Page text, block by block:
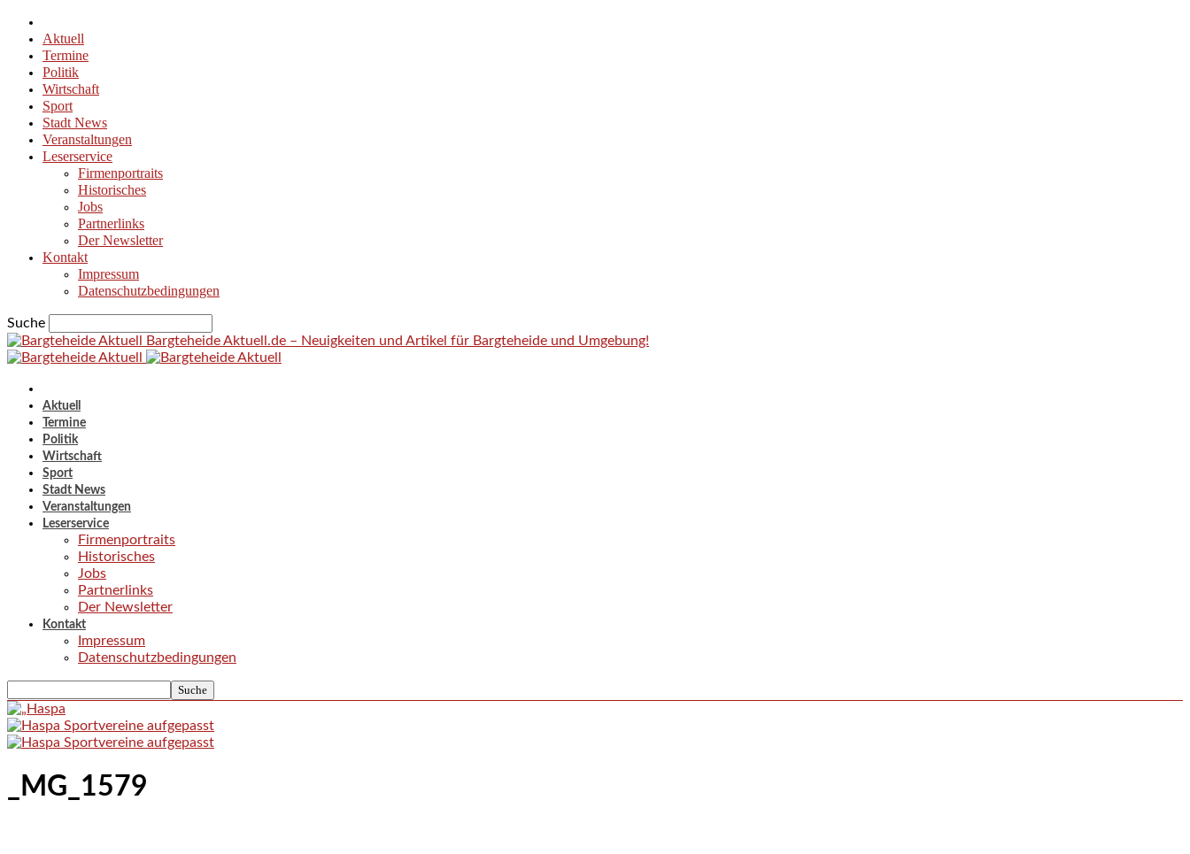
Aktuell
Termine
Politik
Wirtschaft
Sport
Stadt News
Veranstaltungen
Leserservice
Firmenportraits
Historisches
Jobs
Partnerlinks
Der Newsletter
Kontakt
Impressum
Datenschutzbedingungen
Suche
Bargteheide Aktuell.de – Neuigkeiten und Artikel für Bargteheide und Umgebung!
Aktuell
Termine
Politik
Wirtschaft
Sport
Stadt News
Veranstaltungen
Leserservice
Firmenportraits
Historisches
Jobs
Partnerlinks
Der Newsletter
Kontakt
Impressum
Datenschutzbedingungen
_MG_1579